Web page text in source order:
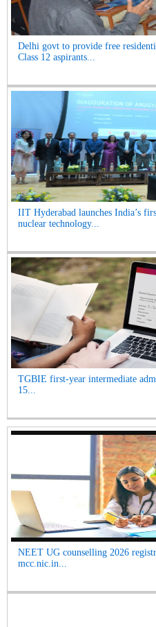
Delhi govt to provide free
Class 12 aspirants...
IIT Hyderabad launches India’s
nuclear technology...
TGBIE first-year intermediate
15...
NEET UG counselling 2026
mcc.nic.in...